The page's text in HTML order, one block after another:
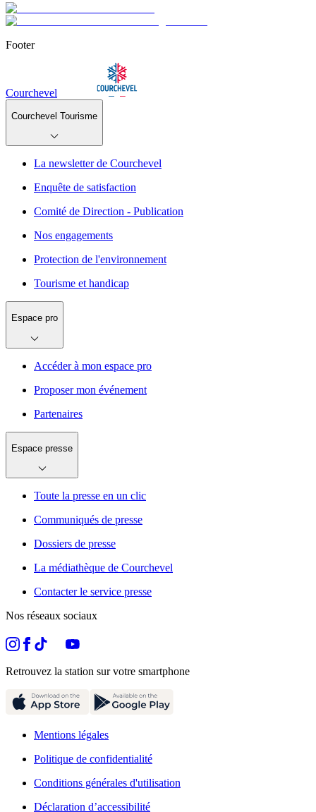
Footer
Courchevel
Courchevel Tourisme
La newsletter de Courchevel
Enquête de satisfaction
Comité de Direction - Publication
Nos engagements
Protection de l'environnement
Tourisme et handicap
Espace pro
Accéder à mon espace pro
Proposer mon événement
Partenaires
Espace presse
Toute la presse en un clic
Communiqués de presse
Dossiers de presse
La médiathèque de Courchevel
Contacter le service presse
Nos réseaux sociaux
Retrouvez la station sur votre smartphone
Mentions légales
Politique de confidentialité
Conditions générales d'utilisation
Déclaration d’accessibilité